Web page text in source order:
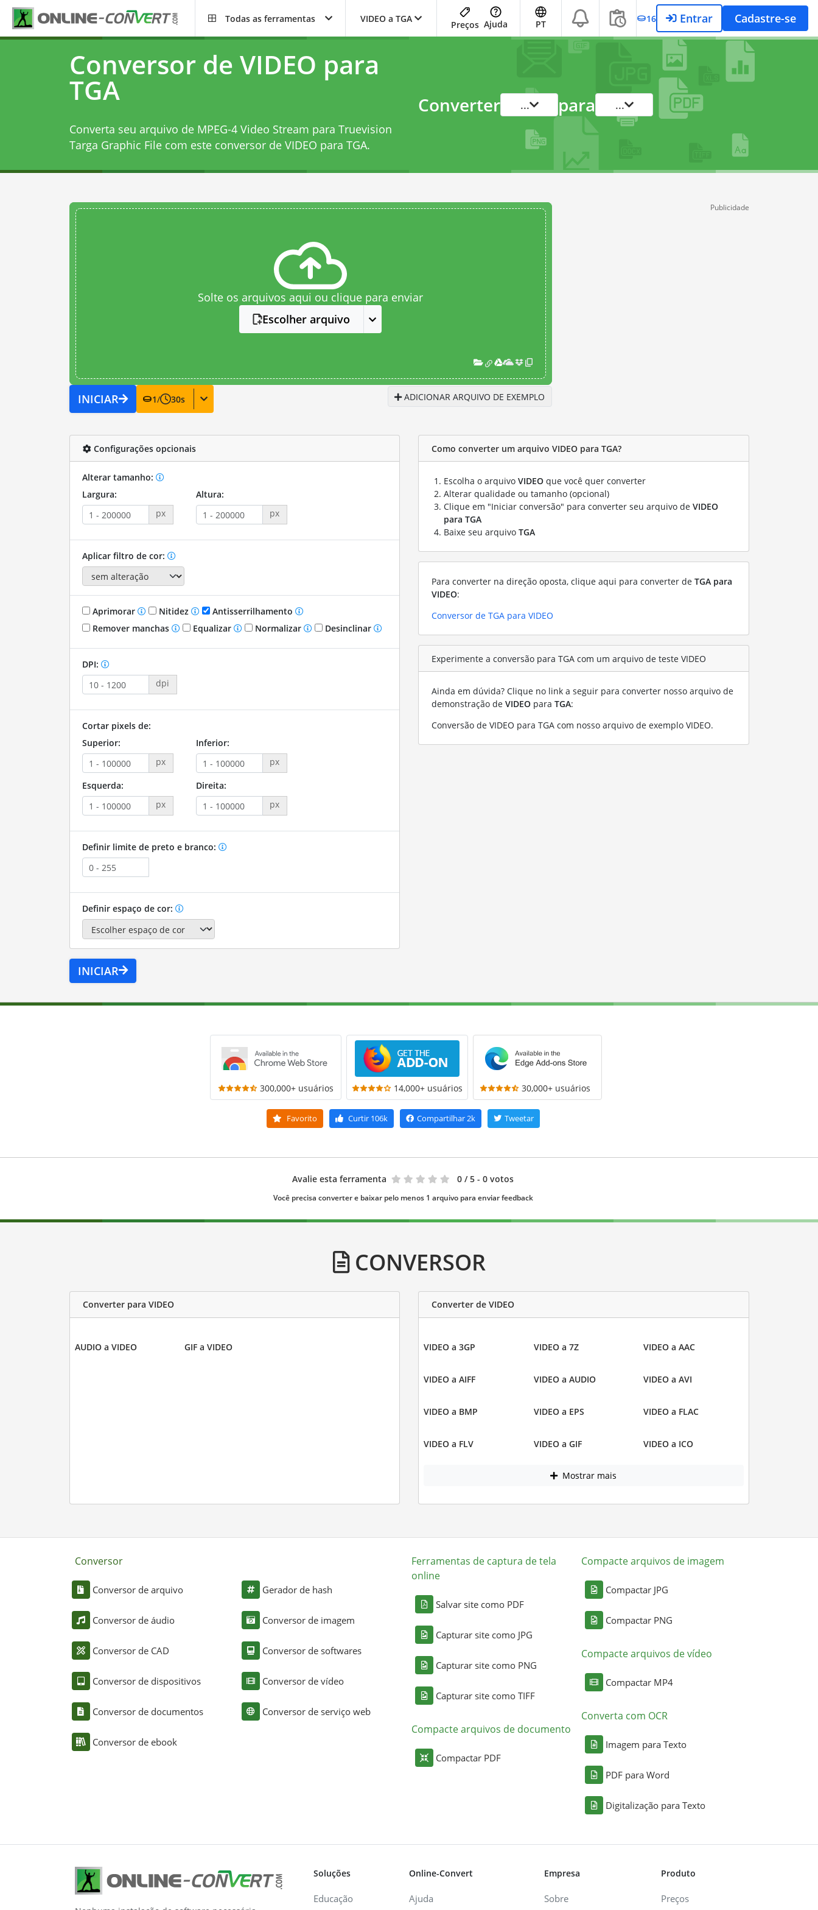
Todas as ferramentas VIDEO a TGA
Preços Ajuda PT 16 Entrar Cadastre-se
Conversor de VIDEO para
TGA
Converta seu arquivo de MPEG-4 Video Stream para Truevision
Targa Graphic File com este conversor de VIDEO para TGA.
Converter ... para ...
Solte os arquivos aqui ou clique para enviar
Escolher arquivo
INICIAR 1/ 30s ADICIONAR ARQUIVO DE EXEMPLO
Publicidade
Configurações opcionais
Alterar tamanho:
Largura:
px
Altura:
px
Aplicar filtro de cor:
Aprimorar Nitidez
Antisserrilhamento
Remover manchas
Equalizar Normalizar Desinclinar
DPI:
dpi
Cortar pixels de:
Superior:
px
Inferior:
px
Esquerda:
px
Direita:
px
Definir limite de preto e branco:
Definir espaço de cor:
INICIAR
Como converter um arquivo VIDEO para TGA?
Escolha o arquivo VIDEO que você quer converter
Alterar qualidade ou tamanho (opcional)
Clique em "Iniciar conversão" para converter seu arquivo de VIDEO
para TGA
Baixe seu arquivo TGA
Para converter na direção oposta, clique aqui para converter de TGA para
VIDEO:
Conversor de TGA para VIDEO
Experimente a conversão para TGA com um arquivo de teste VIDEO
Ainda em dúvida? Clique no link a seguir para converter nosso arquivo de
demonstração de VIDEO para TGA:
Conversão de VIDEO para TGA com nosso arquivo de exemplo VIDEO.
300,000+ usuários 14,000+ usuários 30,000+ usuários
Favorito Curtir106k Compartilhar2k Tweetar
Avalie esta ferramenta 0 / 5 - 0 votos
Você precisa converter e baixar pelo menos 1 arquivo para enviar feedback
CONVERSOR
Converter para VIDEO
AUDIO a VIDEO GIF a VIDEO
Converter de VIDEO
VIDEO a 3GP VIDEO a 7Z VIDEO a AAC
VIDEO a AIFF VIDEO a AUDIO VIDEO a AVI
VIDEO a BMP VIDEO a EPS VIDEO a FLAC
VIDEO a FLV VIDEO a GIF VIDEO a ICO
Mostrar mais
Conversor
Conversor de arquivo
Conversor de áudio
Conversor de CAD
Conversor de dispositivos
Conversor de documentos
Conversor de ebook
Gerador de hash
Conversor de imagem
Conversor de softwares
Conversor de vídeo
Conversor de serviço web
Ferramentas de captura de tela
online
Salvar site como PDF
Capturar site como JPG
Capturar site como PNG
Capturar site como TIFF
Compacte arquivos de documento
Compactar PDF
Compacte arquivos de imagem
Compactar JPG
Compactar PNG
Compacte arquivos de vídeo
Compactar MP4
Converta com OCR
Imagem para Texto
PDF para Word
Digitalização para Texto
Soluções
Educação
Online-Convert
Ajuda
Empresa
Sobre
Produto
Preços